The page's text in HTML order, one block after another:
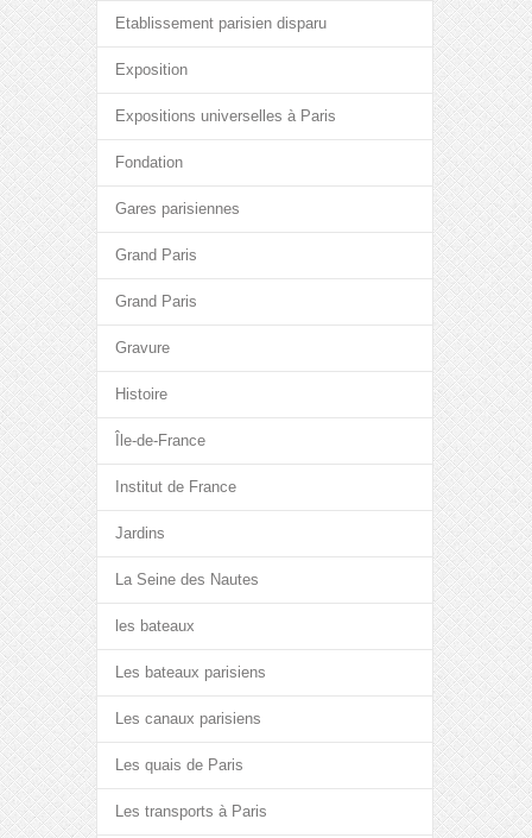
Etablissement parisien disparu
Exposition
Expositions universelles à Paris
Fondation
Gares parisiennes
Grand Paris
Grand Paris
Gravure
Histoire
Île-de-France
Institut de France
Jardins
La Seine des Nautes
les bateaux
Les bateaux parisiens
Les canaux parisiens
Les quais de Paris
Les transports à Paris